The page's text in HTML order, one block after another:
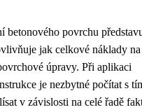
betonového povrchu
jak celkové náklady na
úpravy. Při aplikaci
je nezbytné počítat s
v závislosti na celé řadě